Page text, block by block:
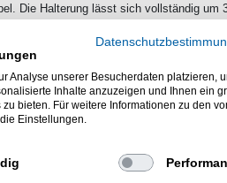
Die Halterung lässt sich vollständig um
kann das Echolot jederzeit exakt
Berkley Mount Base mit Lock. Zur
was Korrosionsschutz auch bei
der Berkley
glasfaserverstärktem Kunststoff
Analyse unserer Besucherdaten platzieren,
Inhalte anzuzeigen und Ihnen ein
bieten. Für weitere Informationen zu den
Einstellungen.